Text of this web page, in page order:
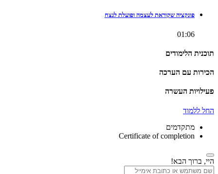
פונקציה שקוראת לעצמה ופועלת לנצח
01:06
תוכנית הלימודים
הכירות עם הערכה
פעילויות העשרה
החל ללמוד
מתקדמים
Certificate of completion
היי, ברוך הבא!